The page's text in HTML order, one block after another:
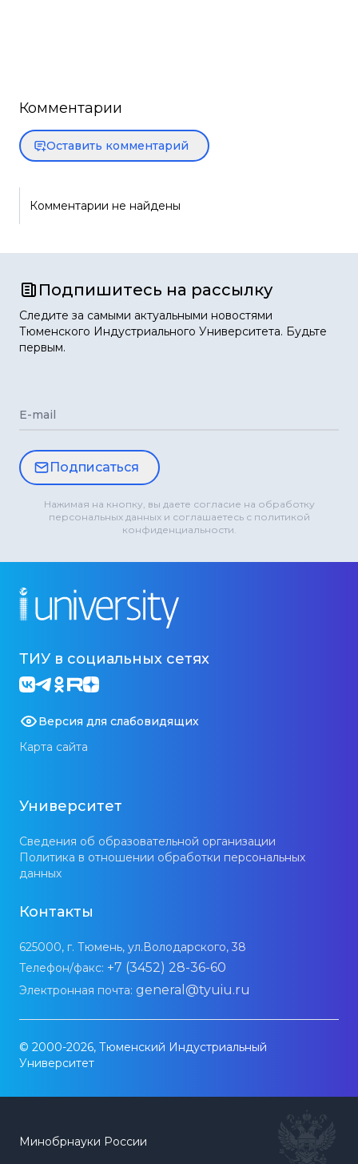
Комментарии
Оставить комментарий
Комментарии не найдены
Подпишитесь на рассылку
Следите за самыми актуальными новостями
Тюменского Индустриального Университета. Будьте
первым.
E-mail
Подписаться
Нажимая на кнопку, вы даете согласие на обработку
персональных данных и соглашаетесь с политикой
конфиденциальности.
ТИУ в социальных сетях
Версия для слабовидящих
Карта сайта
Университет
Сведения об образовательной организации
Политика в отношении обработки персональных
данных
Контакты
625000, г. Тюмень, ул.Володарского, 38
Телефон/факс: +7 (3452) 28-36-60
Электронная почта: general@tyuiu.ru
© 2000-2026, Тюменский Индустриальный
Университет
Минобрнауки России